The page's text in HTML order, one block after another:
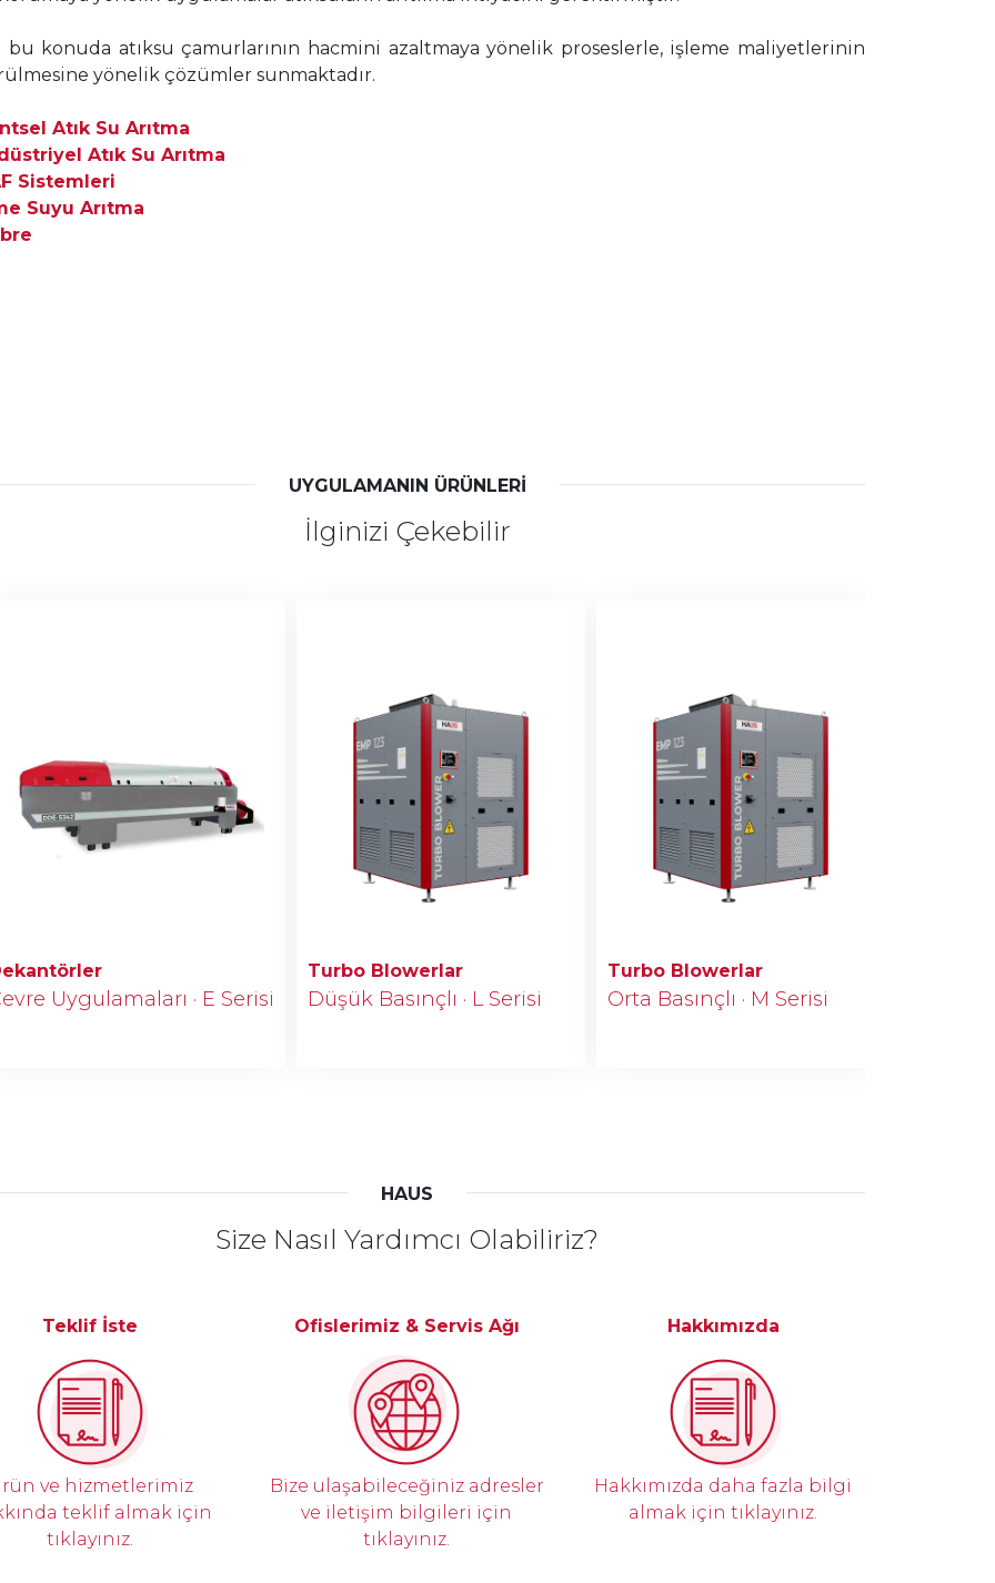
bu konuda atıksu çamurlarının hacmini azaltmaya yönelik proseslerle, işleme maliyetlerinin
yönelik çözümler sunmaktadır.
Atık Su Arıtma
Atık Su Arıtma
Sistemleri
Suyu Arıtma
UYGULAMANIN ÜRÜNLERİ
İlginizi Çekebilir
Uygulamaları · E Serisi
Turbo Blowerlar
Düşük Basınçlı · L Serisi
Turbo Blowerlar
Orta Basınçlı · M Serisi
HAUS
Size Nasıl Yardımcı Olabiliriz?
Teklif İste
ve hizmetlerimiz
teklif almak için
tıklayınız.
Ofislerimiz & Servis Ağı
Bize ulaşabileceğiniz adresler
ve iletişim bilgileri için
tıklayınız.
Hakkımızda
Hakkımızda daha fazla bilgi
almak için tıklayınız.